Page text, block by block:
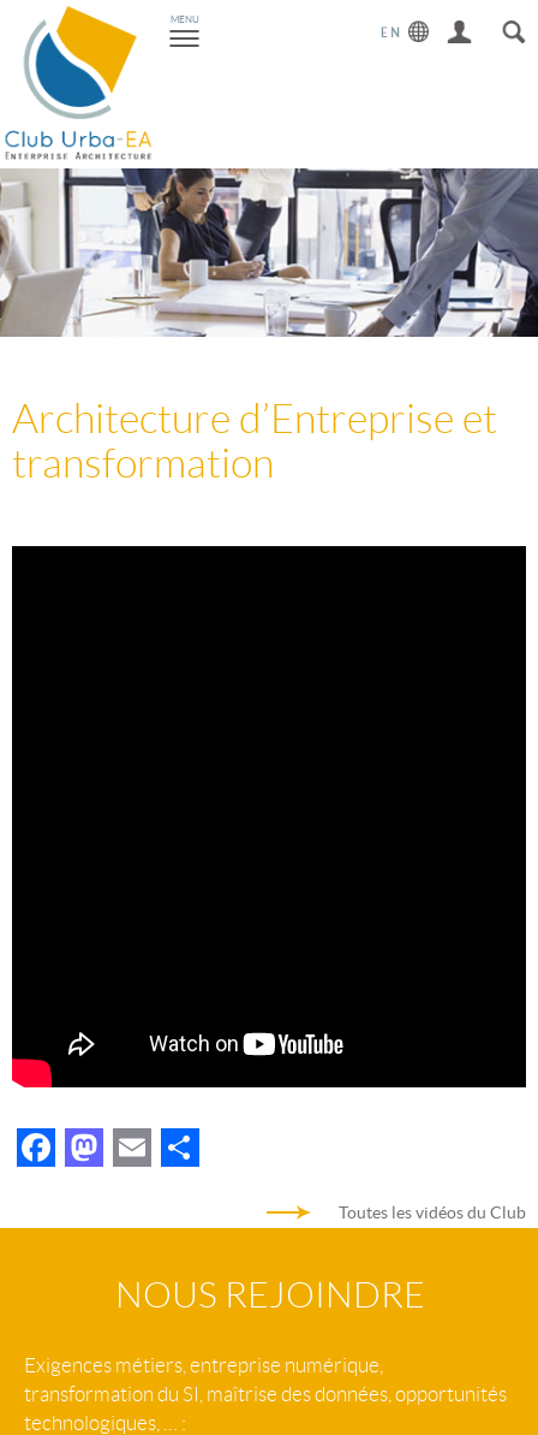
Toggle
navigation
MENU
Architecture d’Entreprise et
transformation
Facebook
Mastodon
Email
Toutes les vidéos du Club
NOUS REJOINDRE
Exigences métiers, entreprise numérique,
transformation du SI, maîtrise des données, opportunités
technologiques, … :